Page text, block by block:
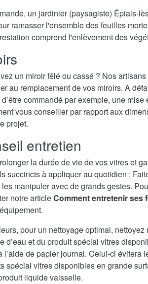
un jardinier (paysagiste) Épiais-
ramasser l'ensemble des feuilles
comprend l'enlèvement des
un miroir fêlé ou cassé ? Nos
au remplacement de vos miroirs. A
commandé par exemple, une
vous conseiller par rapport aux
projet.
entretien
la durée de vie de vos vitres et
succincts à appliquer au quotidien :
manipuler avec de grands gestes.
notre articleComment entretenir ses
pour un nettoyage optimal,
d’eau et du produit spécial vitres
l’aide de papier journal. Celui-ci
spécial vitres disponibles en grande
liquide vaisselle.